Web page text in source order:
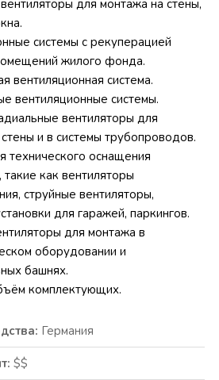
для монтажа на стены,
системы с рекуперацией
жилого фонда.
вентиляционная система.
вентиляционные системы.
вентиляторы для
и в системы трубопроводов.
технического оснащения
как вентиляторы
струйные вентиляторы,
для гаражей, паркингов.
для монтажа в
оборудовании и
башнях.
комплектующих.
Германия
$$